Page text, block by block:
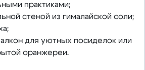
практиками;
стеной из гималайской соли;
для уютных посиделок или
оранжереи.